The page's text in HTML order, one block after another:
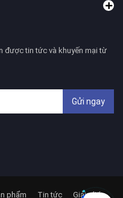
được tin tức và khuyến mại từ
Gửi ngay
phẩm Tin tức Giải pháp